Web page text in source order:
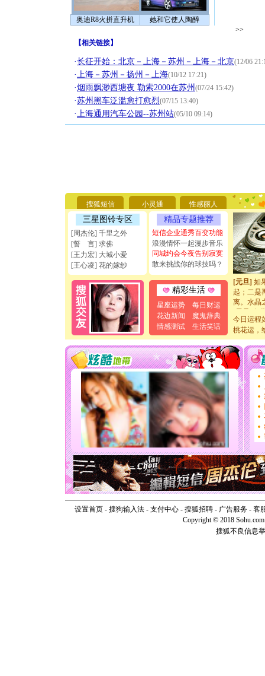
奥迪R8火拼直升机 她和它使人陶醉
>>
【相关链接】
·长征开始：北京－上海－苏州－上海－北京(12/06
·上海－苏州－扬州－上海(10/12 17:21)
·烟雨飘渺西塘夜 勒索2000在苏州 (07/24 15:42)
·苏州黑车泛滥愈打愈烈(07/15 13:40)
·上海通用汽车公园--苏州站(05/10 09:14)
搜狐短信 小灵通 性感丽人
三星图铃专区
[周杰伦] 千里之外
[誓 言] 求佛
[王力宏] 大城小爱
[王心凌] 花的嫁纱
精品专题推荐
短信企业通秀百变功能
浪漫情怀一起漫步音乐
同城约会今夜告别寂寞
敢来挑战你的球技吗？
精彩生活
星座运势
每日财运
花边新闻
魔鬼辞典
情感测试
生活笑话
[圣诞节]
能正大光
天都要快
[圣诞节]
如意,快
[元旦]看
断电。爱
你是我专
[元旦] 如
起；二是
离。水晶
[元旦] 当
泣，这痛
卖了。水
[春节]风
颜！冬去
道一声
[春节]传
片叶子
送你一
[圣诞节]
你太多
要平安
[圣诞节]
能正大
天都要快
[圣诞节]
如意,快
[元旦]看
断电。爱
你是我专
[元旦] 如
起；二是
离。水晶
今日运程
桃花运，
设置首页- 搜狗输入法- 支付中心- 搜狐招聘- 广告服务- 客
Copyright © 2018
搜狐不良信息